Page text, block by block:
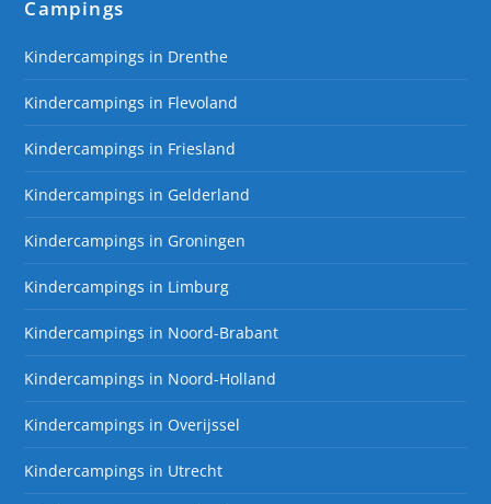
Campings
Kindercampings in Drenthe
Kindercampings in Flevoland
Kindercampings in Friesland
Kindercampings in Gelderland
Kindercampings in Groningen
Kindercampings in Limburg
Kindercampings in Noord-Brabant
Kindercampings in Noord-Holland
Kindercampings in Overijssel
Kindercampings in Utrecht